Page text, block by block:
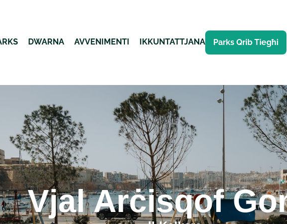
DWARNA AVVENIMENTI IKKUNTATTJANA Parks Qrib Tiegħi
Vjal Arċisqof